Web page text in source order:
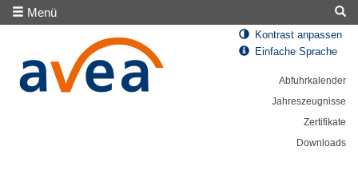
Menü
Kontrast anpassen
Einfache Sprache
Abfuhrkalender
Jahreszeugnisse
Zertifikate
Downloads